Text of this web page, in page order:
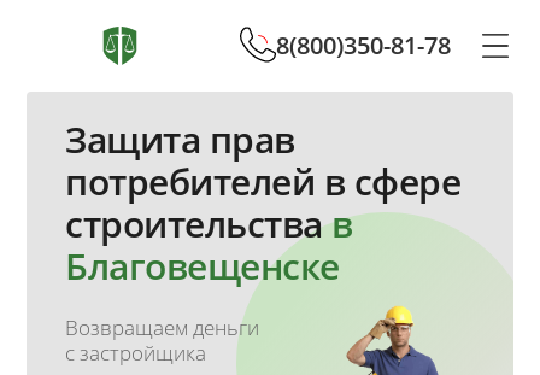
8(800)350-81-78
Защита прав
потребителей в сфере
строительствав
Благовещенске
Возвращаем деньги
с застройщика